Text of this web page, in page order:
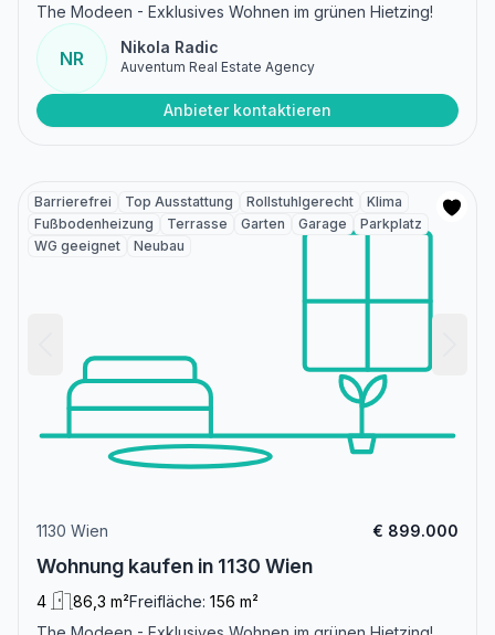
The Modeen - Exklusives Wohnen im grünen Hietzing!
NR
Nikola Radic
Auventum Real Estate Agency
Anbieter kontaktieren
Barrierefrei Top Ausstattung Rollstuhlgerecht
Klima
Fußbodenheizung
Terrasse Garten Garage
Parkplatz
WG geeignet
Neubau
1130 Wien € 899.000
Wohnung kaufen in 1130 Wien
4 86,3 m²Freifläche: 156 m²